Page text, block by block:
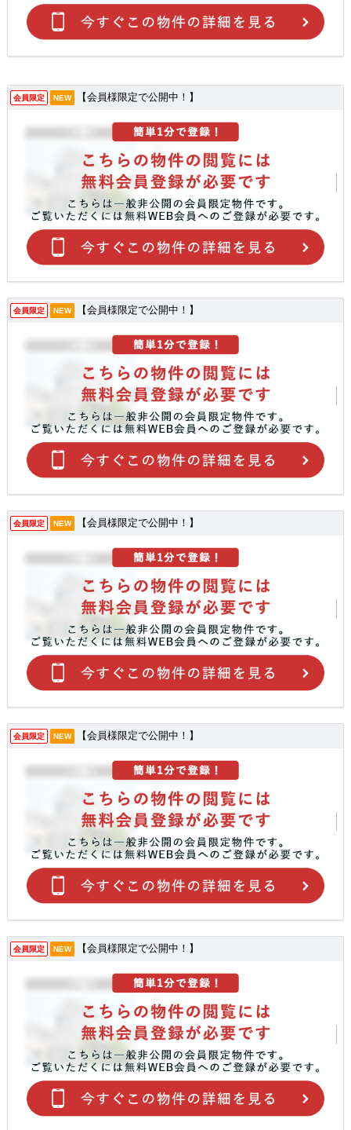
会員限定 NEW 【会員様限定で公開中！】
会員限定 NEW 【会員様限定で公開中！】
会員限定 NEW 【会員様限定で公開中！】
会員限定 NEW 【会員様限定で公開中！】
会員限定 NEW 【会員様限定で公開中！】